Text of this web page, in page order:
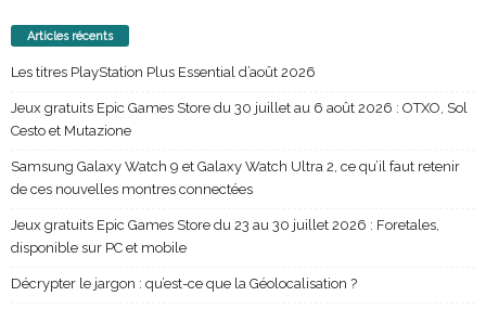
Articles récents
Les titres PlayStation Plus Essential d’août 2026
Jeux gratuits Epic Games Store du 30 juillet au 6 août 2026 : OTXO, Sol
Cesto et Mutazione
Samsung Galaxy Watch 9 et Galaxy Watch Ultra 2, ce qu’il faut retenir
de ces nouvelles montres connectées
Jeux gratuits Epic Games Store du 23 au 30 juillet 2026 : Foretales,
disponible sur PC et mobile
Décrypter le jargon : qu’est-ce que la Géolocalisation ?